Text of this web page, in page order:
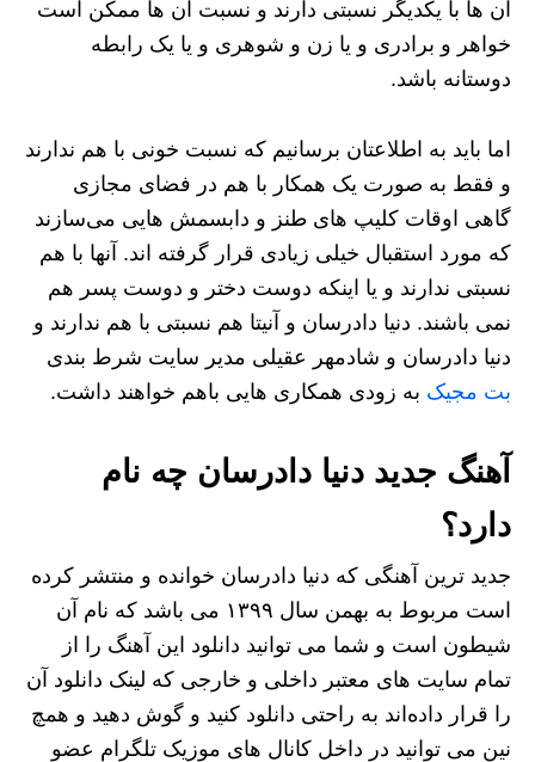
آن ها با یکدیگر نسبتی دارند و نسبت آن ها ممکن است
خواهر و برادری و یا زن و شوهری و یا یک رابطه
دوستانه باشد.
اما باید به اطلاعتان برسانیم که نسبت خونی با هم ندارند
و فقط به صورت یک همکار با هم در فضای مجازی
گاهی اوقات کلیپ های طنز و دابسمش هایی می‌سازند
که مورد استقبال خیلی زیادی قرار گرفته اند. آنها با هم
نسبتی ندارند و یا اینکه دوست دختر و دوست پسر هم
نمی باشند. دنیا دادرسان و آنیتا هم نسبتی با هم ندارند و
دنیا دادرسان و شادمهر عقیلی مدیر سایت شرط بندی
بت مجیک به زودی همکاری هایی باهم خواهند داشت.
آهنگ جدید دنیا دادرسان چه نام
دارد؟
جدید ترین آهنگی که دنیا دادرسان خوانده و منتشر کرده
است مربوط به بهمن سال ۱۳۹۹ می باشد که نام آن
شیطون است و شما می توانید دانلود این آهنگ را از
تمام سایت های معتبر داخلی و خارجی که لینک دانلود آن
را قرار داده‌اند به راحتی دانلود کنید و گوش دهید و همچ
نین می توانید در داخل کانال های موزیک تلگرام عضو